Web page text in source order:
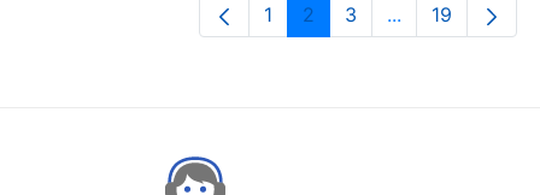
Page
1 Page
2 Page
3 ...Intermediate
Page
19